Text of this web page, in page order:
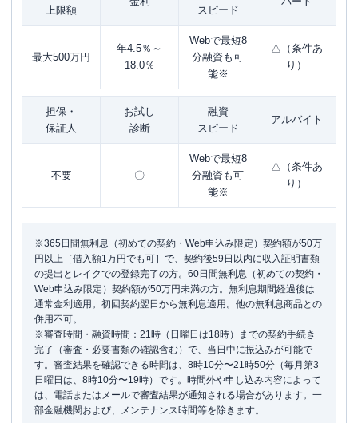
上限額 スピード
最大500万円
年4.5％～
18.0％
Webで最短8
分融資も可
能※
△（条件あ
り）
担保・
保証人
お試し
診断
融資
スピード
アルバイト
不要 〇
Webで最短8
分融資も可
能※
△（条件あ
り）
※365日間無利息（初めての契約・Web申込み限定）契約額が50万
円以上［借入額1万円でも可］で、契約後59日以内に収入証明書類
の提出とレイクでの登録完了の方。60日間無利息（初めての契約・
Web申込み限定）契約額が50万円未満の方。無利息期間経過後は
通常金利適用。初回契約翌日から無利息適用。他の無利息商品との
併用不可。
※審査時間・融資時間：21時（日曜日は18時）までの契約手続き
完了（審査・必要書類の確認含む）で、当日中に振込みが可能で
す。審査結果を確認できる時間は、8時10分〜21時50分（毎月第3
日曜日は、8時10分〜19時）です。時間外や申し込み内容によって
は、電話またはメールで審査結果が通知される場合があります。一
部金融機関および、メンテナンス時間等を除きます。